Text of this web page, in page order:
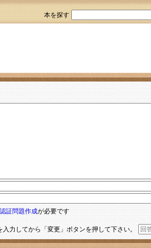
本を探す
認証問題作成が必要です
入力してから「変更」ボタンを押して下さい。